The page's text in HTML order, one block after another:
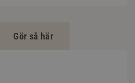
Gör så här